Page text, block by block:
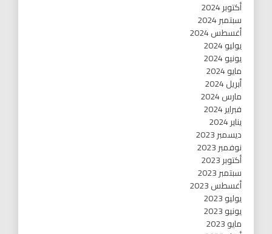
أكتوبر 2024
سبتمبر 2024
أغسطس 2024
يوليو 2024
يونيو 2024
مايو 2024
أبريل 2024
مارس 2024
فبراير 2024
يناير 2024
ديسمبر 2023
نوفمبر 2023
أكتوبر 2023
سبتمبر 2023
أغسطس 2023
يوليو 2023
يونيو 2023
مايو 2023